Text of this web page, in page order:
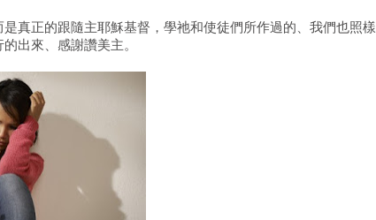
真正的跟隨主耶穌基督，學祂和使徒們所作過的、我們也照樣
出來、感謝讚美主。